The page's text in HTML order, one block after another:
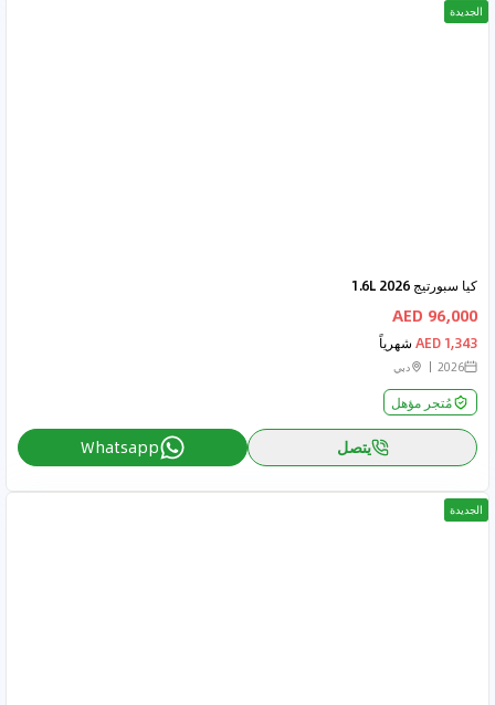
الجديدة
كيا سبورتيج 2026 1.6L
96,000 AED
1,343 AED شهرياً
2026 دبي
مُتجر مؤهل
يتصل Whatsapp
الجديدة